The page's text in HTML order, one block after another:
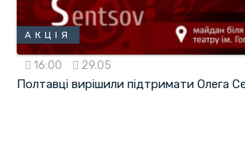
АКЦІЯ
16:00 29.05
Полтавці вирішили підтримати Олега